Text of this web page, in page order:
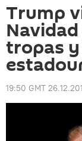
Trump
tropas
19:50 GMT